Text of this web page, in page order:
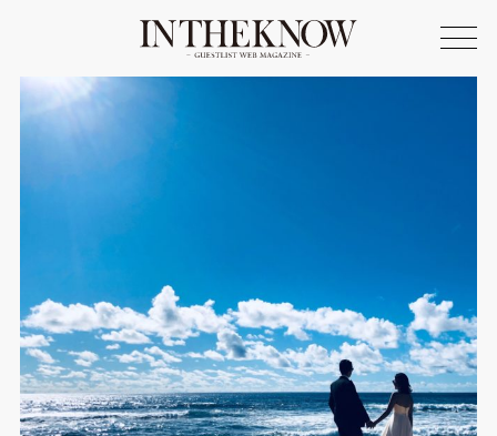
ONLINE SHOP
FASHION
SPOTLIGHT
BEAUTY
LIFE STYLE
FOOD